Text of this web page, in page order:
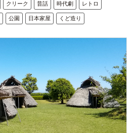
クリーク 昔話 時代劇 レトロ
公園 日本家屋 くど造り